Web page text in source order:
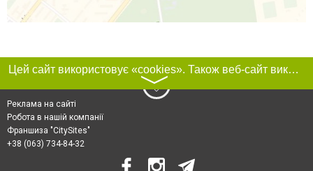
Цей сайт використовує «cookies». Також веб-сайт використовує інтернет-сервіс для збору технічних даних стосовно відвідувачів з метою отримання маркетингової та статистичної інформації. Умови обробки даних відвідувачів сайту див.
〉
Реклама на сайті
Робота в нашій компанії
Франшиза "CitySites"
+38 (063) 734-84-32